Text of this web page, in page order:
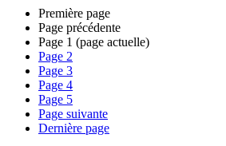
Première page
Page précédente
Page 1 (page actuelle)
Page 2
Page 3
Page 4
Page 5
Page suivante
Dernière page